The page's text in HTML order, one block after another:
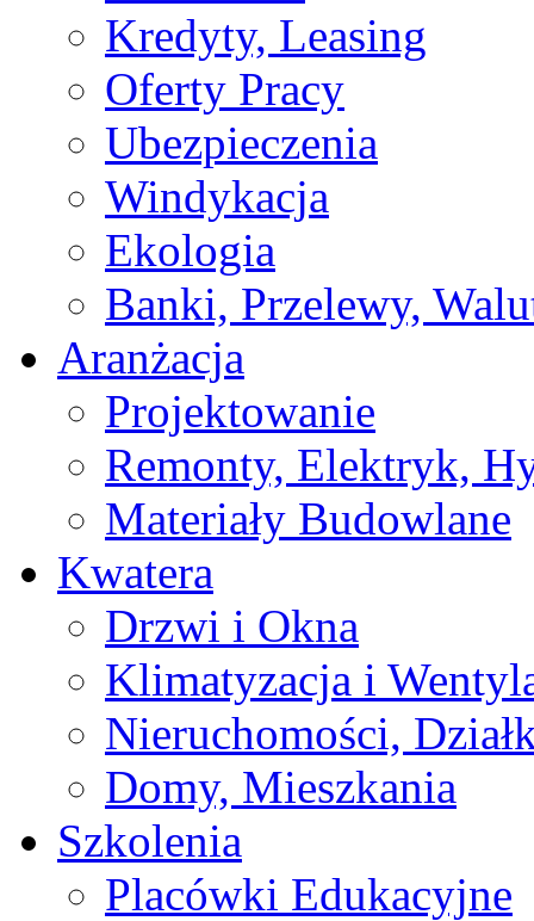
Kredyty, Leasing
Oferty Pracy
Ubezpieczenia
Windykacja
Ekologia
Banki, Przelewy,
Aranżacja
Projektowanie
Remonty, Elektryk,
Materiały Budowlane
Kwatera
Drzwi i Okna
Klimatyzacja i
Nieruchomości,
Domy, Mieszkania
Szkolenia
Placówki Edukacyjne